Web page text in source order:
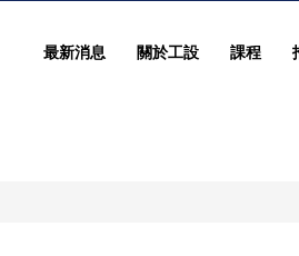
最新消息 關於工設 課程